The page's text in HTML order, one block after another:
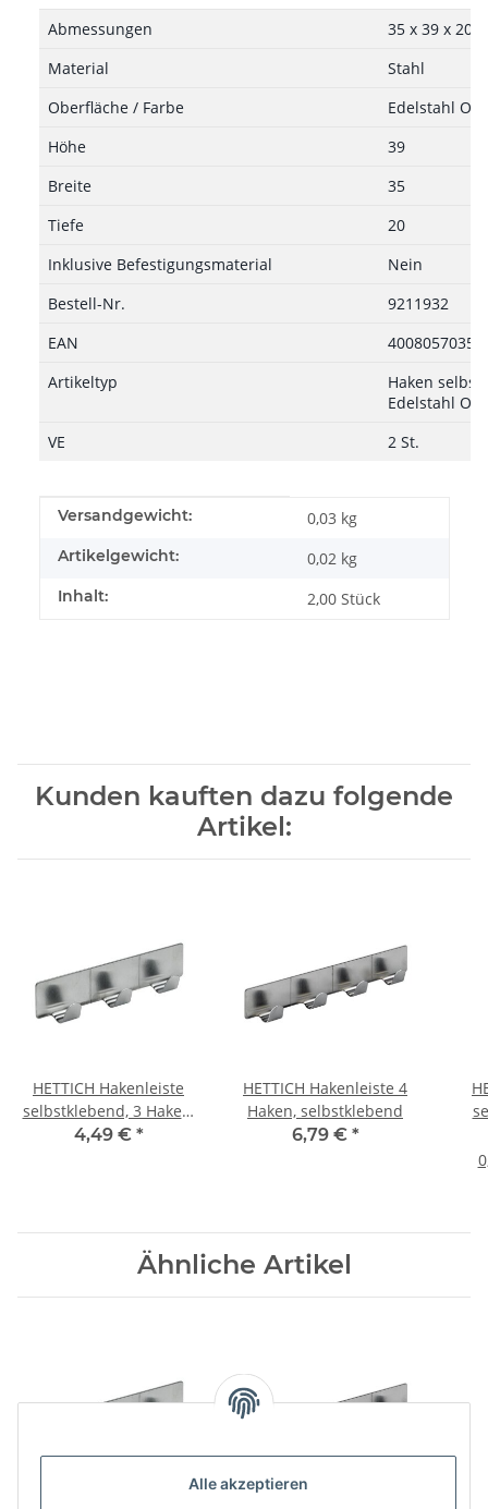
Alle akzeptieren
Abmessungen
35 x 39 x 20
Material
Stahl
Oberfläche / Farbe
Edelstahl
Höhe
39
Breite
35
Tiefe
20
Inklusive Befestigungsmaterial
Nein
Bestell-Nr.
9211932
EAN
Artikeltyp
Haken
Edelstahl
VE
2 St.
Produkteigenschaft
Wert
Versandgewicht: 0,03 kg
Artikelgewicht: 0,02 kg
Inhalt: 2,00 Stück
Kunden kauften dazu folgende
Artikel:
HETTICH Hakenleiste
selbstklebend, 3 Haken,
120 x 28 x 20 mm, Stahl
4,49 € *
HETTICH Hakenleiste 4
Haken, selbstklebend
6,79 € *
Ähnliche Artikel